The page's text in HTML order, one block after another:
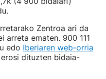
Zentroa ari da
arreta ematen. 900 111
edo Iberiaren web-orria
dituzten bidaia-